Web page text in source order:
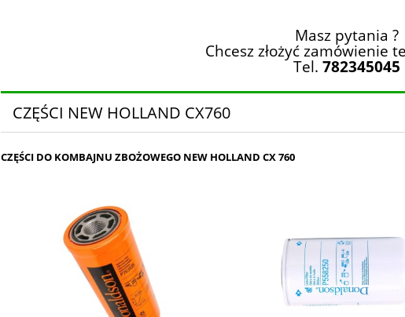
Masz pytania ?
Chcesz złożyć zamówienie
Tel. 782345045
CZĘŚCI NEW HOLLAND CX760
CZĘŚCI DO KOMBAJNU ZBOŻOWEGO NEW HOLLAND CX 760